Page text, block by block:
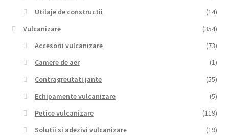
Utilaje de constructii
(14)
Vulcanizare
(354)
Accesorii vulcanizare
(73)
Camere de aer
(1)
Contragreutati jante
(55)
Echipamente vulcanizare
(5)
Petice vulcanizare
(119)
Solutii si adezivi vulcanizare
(19)